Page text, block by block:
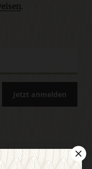
.
Jetzt anmelden